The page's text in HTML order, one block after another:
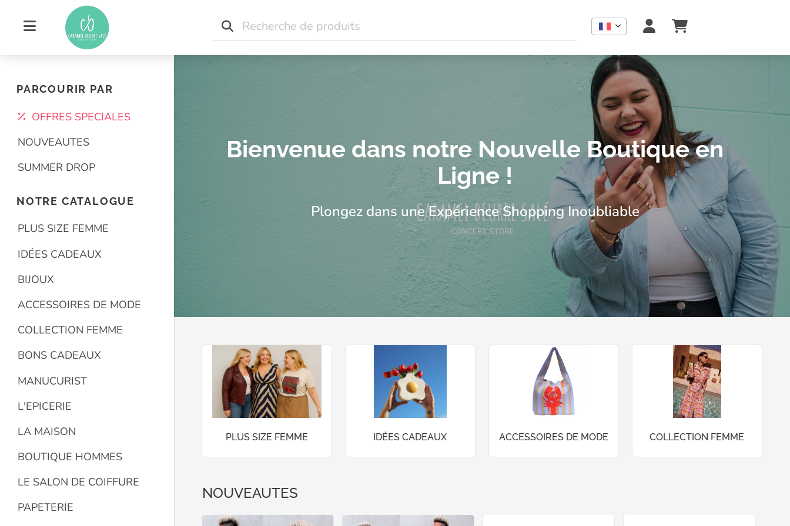
PARCOURIR PAR
OFFRES SPECIALES
NOUVEAUTES
SUMMER DROP
NOTRE CATALOGUE
PLUS SIZE FEMME
IDÉES CADEAUX
BIJOUX
ACCESSOIRES DE MODE
COLLECTION FEMME
BONS CADEAUX
MANUCURIST
L'EPICERIE
LA MAISON
BOUTIQUE HOMMES
LE SALON DE COIFFURE
PAPETERIE
Concept store grande taille et idées cadeaux à Lausanne | Caramel Beurre Salé
Concept store indépendant à Lausanne : mode femme grande taille, bijoux, idées cadeaux, déco et lifestyle. Boutique locale avec e-shop et
Bienvenue dans notre Nouvelle Boutique en
Ligne !
Plongez dans une Expérience Shopping Inoubliable
PLUS SIZE FEMME IDÉES CADEAUX ACCESSOIRES DE MODE COLLECTION FEMME
NOUVEAUTES